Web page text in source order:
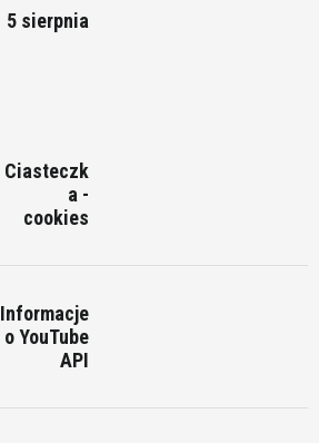
5 sierpnia
Ciasteczk
a -
cookies
Informacje
o YouTube
API